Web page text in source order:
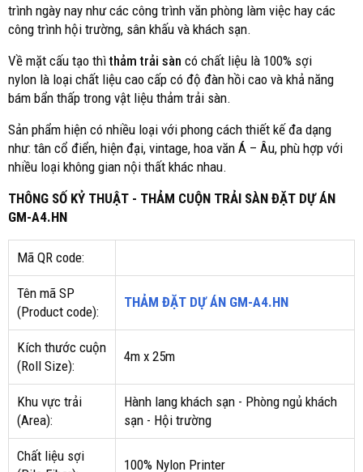
trình ngày nay như các công trình văn phòng làm việc hay các
công trình hội trường, sân khấu và khách sạn.
Về mặt cấu tạo thìthảm trải sàn có chất liệu là 100% sợi
nylon là loại chất liệu cao cấp có độ đàn hồi cao và khả năng
bám bẩn thấp trong vật liệu thảm trải sàn.
Sản phẩm hiện có nhiều loại với phong cách thiết kế đa dạng
như: tân cổ điển, hiện đại, vintage, hoa văn Á – Âu, phù hợp với
nhiều loại không gian nội thất khác nhau.
THÔNG SỐ KỶ THUẬT - THẢM CUỘN TRẢI SÀN ĐẶT DỰ ÁN
GM-A4.HN
Mã QR code:
Tên mã SP
(Product code):
THẢM ĐẶT DỰ ÁN GM-A4.HN
Kích thước cuộn
(Roll Size):
4m x 25m
Khu vực trải
(Area):
Hành lang khách sạn - Phòng ngủ khách
sạn - Hội trường
Chất liệu sợi
100% Nylon Printer